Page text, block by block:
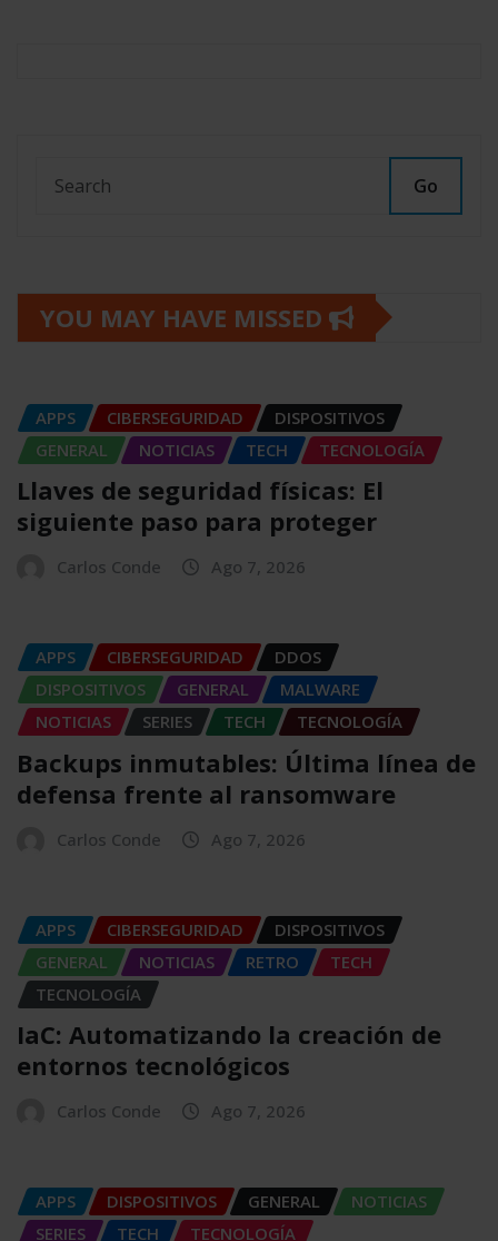
Go
YOU MAY HAVE MISSED
APPS CIBERSEGURIDAD
DISPOSITIVOS
GENERAL
NOTICIAS TECH TECNOLOGÍA
Llaves de seguridad físicas: El
siguiente paso para proteger
Carlos Conde Ago 7, 2026
APPS CIBERSEGURIDAD
DDOS
DISPOSITIVOS
GENERAL
MALWARE
NOTICIAS
SERIES TECH TECNOLOGÍA
Backups inmutables: Última línea de
defensa frente al ransomware
Carlos Conde Ago 7, 2026
APPS CIBERSEGURIDAD
DISPOSITIVOS
GENERAL
NOTICIAS RETRO
TECH
TECNOLOGÍA
IaC: Automatizando la creación de
entornos tecnológicos
Carlos Conde Ago 7, 2026
APPS DISPOSITIVOS GENERAL
NOTICIAS
SERIES
TECH TECNOLOGÍA